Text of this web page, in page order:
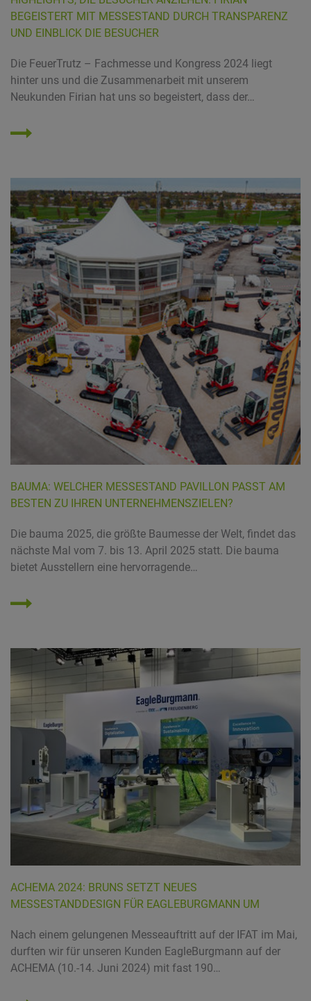
BEGEISTERT MIT MESSESTAND DURCH TRANSPARENZ
UND EINBLICK DIE BESUCHER
Die FeuerTrutz – Fachmesse und Kongress 2024 liegt
hinter uns und die Zusammenarbeit mit unserem
Neukunden Firian hat uns so begeistert, dass der…
BAUMA: WELCHER MESSESTAND PAVILLON PASST AM
BESTEN ZU IHREN UNTERNEHMENSZIELEN?
Die bauma 2025, die größte Baumesse der Welt, findet das
nächste Mal vom 7. bis 13. April 2025 statt. Die bauma
bietet Ausstellern eine hervorragende…
ACHEMA 2024: BRUNS SETZT NEUES
MESSESTANDDESIGN FÜR EAGLEBURGMANN UM
Nach einem gelungenen Messeauftritt auf der IFAT im Mai,
durften wir für unseren Kunden EagleBurgmann auf der
ACHEMA (10.-14. Juni 2024) mit fast 190…